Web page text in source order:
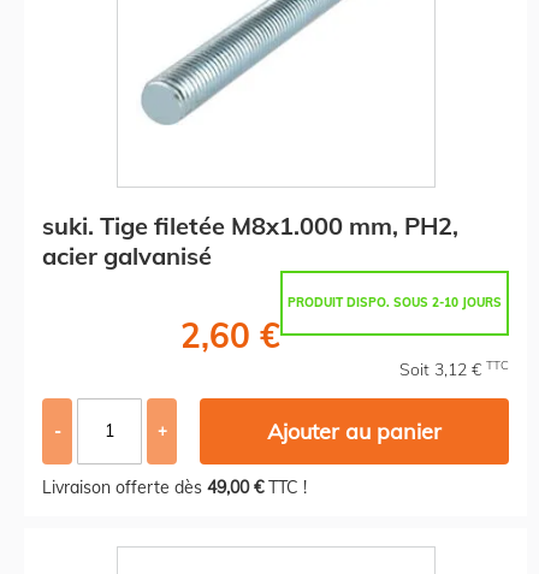
suki. Tige filetée M8x1.000 mm, PH2,
acier galvanisé
PRODUIT DISPO. SOUS 2-10 JOURS
2,60 €
Soit 3,12 € TTC
- + Ajouter au panier
Livraison offerte dès 49,00 €TTC !